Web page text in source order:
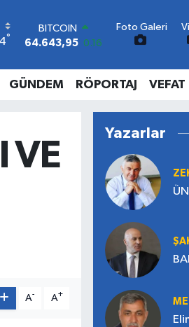
°
BITCOIN
64.643,95 0.16
47,6006 0.06
EURO
GRAM ALTIN
6500.87
Foto Galeri
GÜNDEM RÖPORTAJ VEFAT
VE
A- A+
Yazarlar